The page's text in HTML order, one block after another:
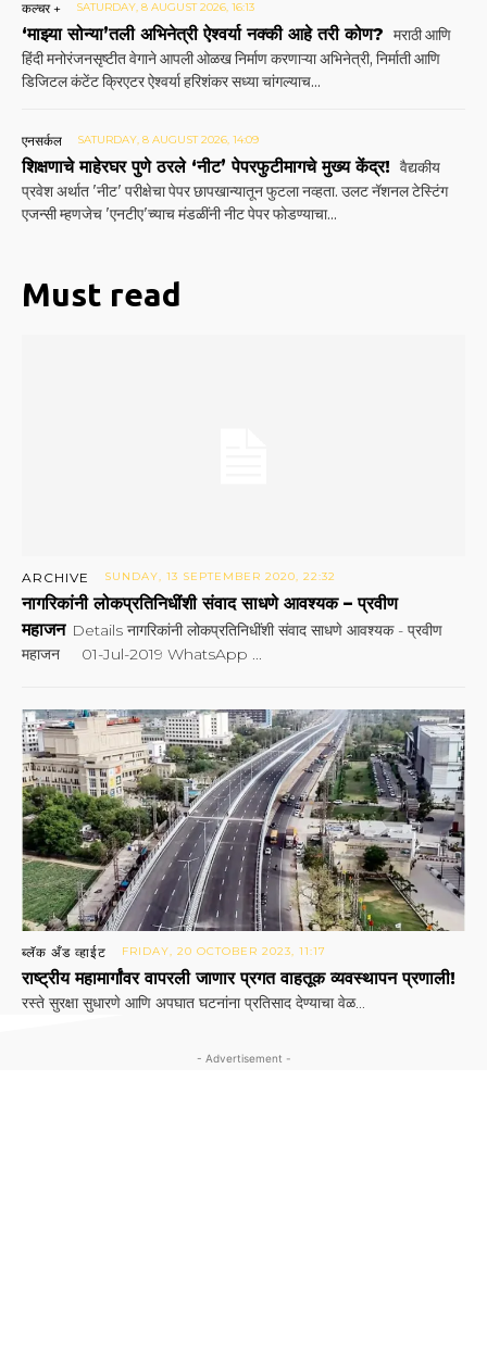
कल्चर + SATURDAY, 8 AUGUST 2026, 16:13
‘माझ्या सोन्या’तली अभिनेत्री ऐश्वर्या नक्की आहे तरी कोण? मराठी आणि
हिंदी मनोरंजनसृष्टीत वेगाने आपली ओळख निर्माण करणाऱ्या अभिनेत्री, निर्माती आणि
डिजिटल कंटेंट क्रिएटर ऐश्वर्या हरिशंकर सध्या चांगल्याच...
एनसर्कल SATURDAY, 8 AUGUST 2026, 14:09
शिक्षणाचे माहेरघर पुणे ठरले ‘नीट’ पेपरफुटीमागचे मुख्य केंद्र! वैद्यकीय
प्रवेश अर्थात 'नीट' परीक्षेचा पेपर छापखान्यातून फुटला नव्हता. उलट नॅशनल टेस्टिंग
एजन्सी म्हणजेच 'एनटीए'च्याच मंडळींनी नीट पेपर फोडण्याचा...
Must read
ARCHIVE SUNDAY, 13 SEPTEMBER 2020, 22:32
नागरिकांनी लोकप्रतिनिधींशी संवाद साधणे आवश्यक – प्रवीण
महाजन Details नागरिकांनी लोकप्रतिनिधींशी संवाद साधणे आवश्यक - प्रवीण
महाजन 01-Jul-2019 WhatsApp ...
ब्लॅक अँड व्हाईट FRIDAY, 20 OCTOBER 2023, 11:17
राष्ट्रीय महामार्गांवर वापरली जाणार प्रगत वाहतूक व्यवस्थापन प्रणाली!
रस्ते सुरक्षा सुधारणे आणि अपघात घटनांना प्रतिसाद देण्याचा वेळ...
- Advertisement -